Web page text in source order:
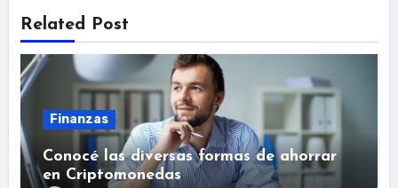
Related Post
Finanzas
Conocé las diversas formas de ahorrar
en Criptomonedas